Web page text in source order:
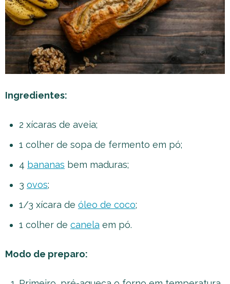
Ingredientes:
2 xícaras de aveia;
1 colher de sopa de fermento em pó;
4 bananas bem maduras;
3 ovos;
1/3 xícara de óleo de coco;
1 colher de canela em pó.
Modo de preparo: